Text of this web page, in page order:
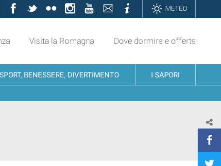
Facebook
TwitterFlickrInstagramYouTubeContattiInformazioniMETEO
Visita la Romagna Dove dormire e offerte
SPORT, BENESSERE, DIVERTIMENTO I SAPORI